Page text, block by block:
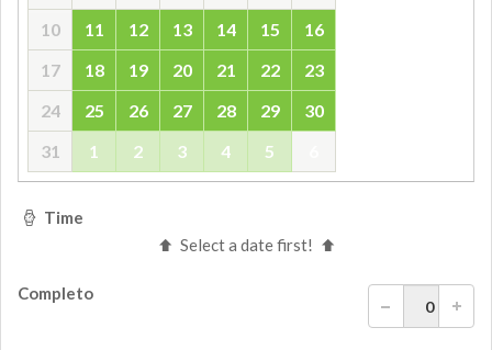
10
11 12 13 14 15
16
17
18 19 20 21 22
23
24
25 26 27 28 29
30
31
1 2 3 4 5
Time
Select a date first!
Completo